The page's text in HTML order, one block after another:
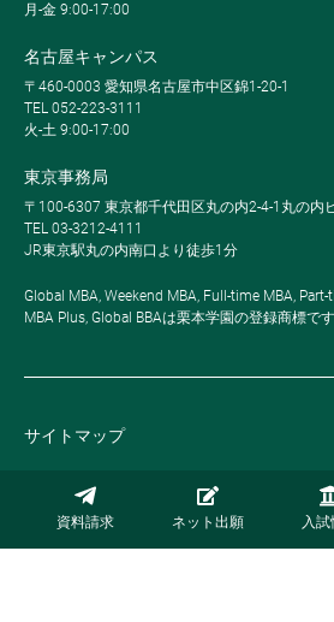
資料請求 ネット出願 入試
月-金 9:00-17:00
名古屋キャンパス
〒460-0003 愛知県名古屋市中区錦1-20-1
TEL 052-223-3111
火-土 9:00-17:00
東京事務局
〒100-6307 東京都千代田区丸の内2-4-1丸の内
TEL 03-3212-4111
JR東京駅丸の内南口より徒歩1分
Global MBA, Weekend MBA, Full-time MBA,
MBA Plus, Global BBAは栗本学園の登録商標です
サイトマップ
プライバシーポリシー